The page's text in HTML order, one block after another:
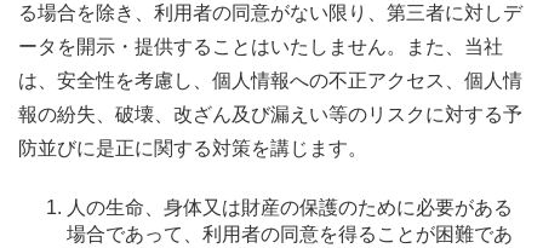
る場合を除き、利用者の同意がない限り、第三者に対しデ
ータを開示・提供することはいたしません。また、当社
は、安全性を考慮し、個人情報への不正アクセス、個人情
報の紛失、破壊、改ざん及び漏えい等のリスクに対する予
防並びに是正に関する対策を講じます。
人の生命、身体又は財産の保護のために必要がある
場合であって、利用者の同意を得ることが困難であ